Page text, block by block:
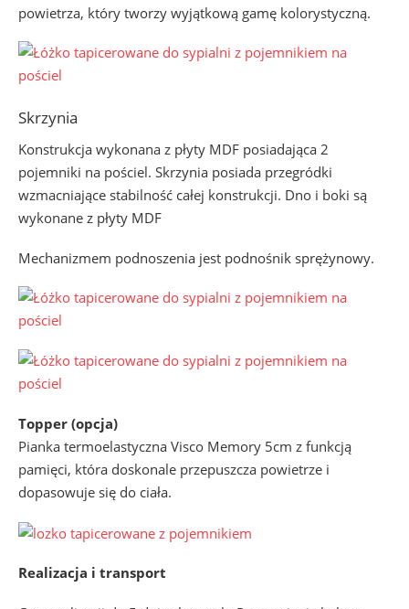
powietrza, który tworzy wyjątkową gamę kolorystyczną.
Skrzynia
Konstrukcja wykonana z płyty MDF posiadająca 2
pojemniki na pościel. Skrzynia posiada przegródki
wzmacniające stabilność całej konstrukcji. Dno i boki są
wykonane z płyty MDF
Mechanizmem podnoszenia jest podnośnik sprężynowy.
Topper (opcja)
Pianka termoelastyczna Visco Memory 5cm z funkcją
pamięci, która doskonale przepuszcza powietrze i
dopasowuje się do ciała.
Realizacja i transport